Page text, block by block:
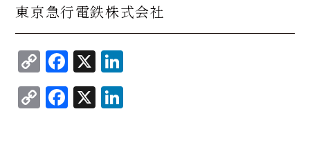
東京急行電鉄株式会社
C
o
p
F
a
c
X
C
o
F
a
X